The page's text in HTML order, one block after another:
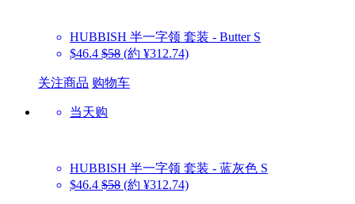
HUBBISH 半一字领 套装 - Butter S
$46.4 $58 (約 ¥312.74)
关注商品 购物车
当天购
HUBBISH 半一字领 套装 - 蓝灰色 S
$46.4 $58 (約 ¥312.74)